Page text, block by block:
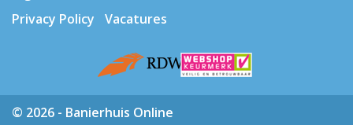
Privacy Policy
Vacatures
© 2026 - Banierhuis Online